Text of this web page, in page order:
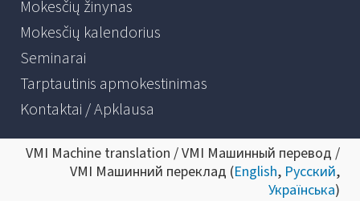
Mokesčių žinynas
Mokesčių kalendorius
Seminarai
Tarptautinis apmokestinimas
Kontaktai / Apklausa
VMI Machine translation / VMI Машинный перевод /
VMI Машинний переклад (English, Русский,
Українська)